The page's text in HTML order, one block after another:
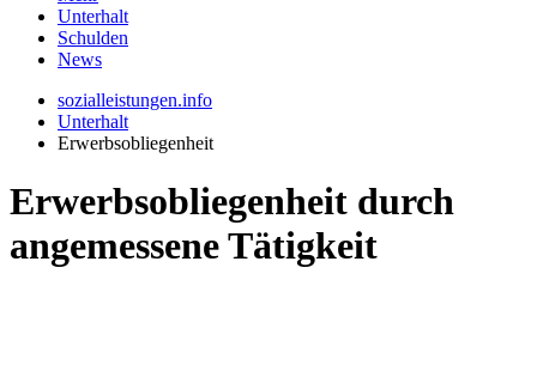
Unterhalt
Schulden
News
sozialleistungen.info
Unterhalt
Erwerbsobliegenheit
Erwerbsobliegenheit durch
angemessene Tätigkeit